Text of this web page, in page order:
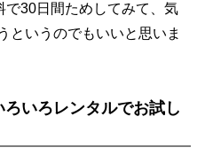
で30日間ためしてみて、気
というのでもいいと思いま
いろレンタルでお試し